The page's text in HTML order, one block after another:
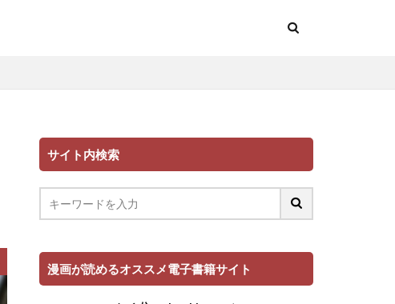
サイト内検索
漫画が読めるオススメ電子書籍サイト